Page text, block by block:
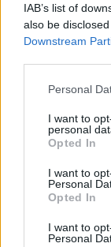
IAB’s list of
also be
Downstream
Personal
I want to
personal
Opted In
I want to
Personal
Opted In
I want to
Personal